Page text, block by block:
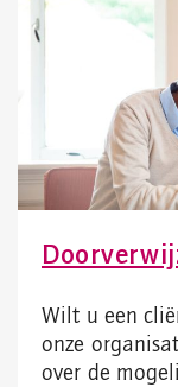
Wilt u een
onze
over de